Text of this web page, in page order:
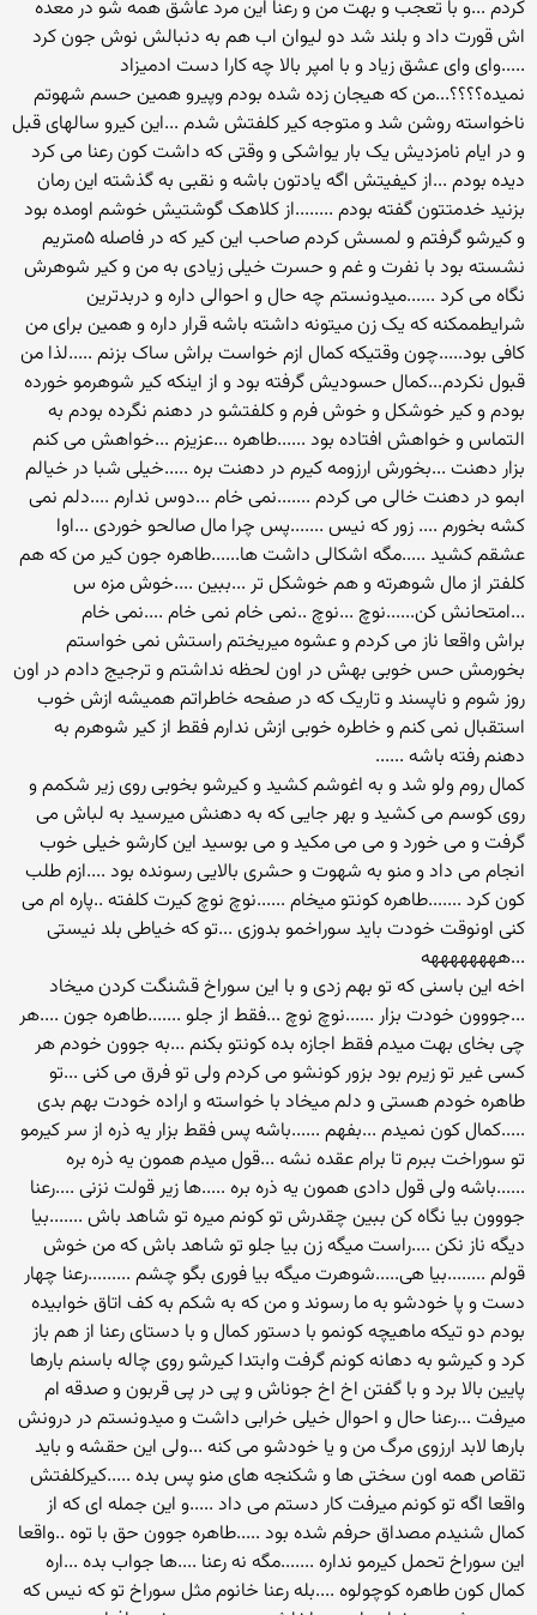
کردم ...و با تعجب و بهت من و رعنا این مرد عاشق همه شو در معده
اش قورت داد و بلند شد دو لیوان اب هم به دنبالش نوش جون کرد
.....وای وای عشق زیاد و با امپر بالا چه کارا دست ادمیزاد
نمیده؟؟؟؟...من که هیجان زده شده بودم وپیرو همین حسم شهوتم
ناخواسته روشن شد و متوجه کیر کلفتش شدم ...این کیرو سالهای قبل
و در ایام نامزدیش یک بار یواشکی و وقتی که داشت کون رعنا می کرد
دیده بودم ...از کیفیتش اگه یادتون باشه و نقبی به گذشته این رمان
بزنید خدمتتون گفته بودم ........از کلاهک گوشتیش خوشم اومده بود
و کیرشو گرفتم و لمسش کردم صاحب این کیر که در فاصله ۵متریم
نشسته بود با نفرت و غم و حسرت خیلی زیادی به من و کیر شوهرش
نگاه می کرد ......میدونستم چه حال و احوالی داره و دربدترین
شرایطممکنه که یک زن میتونه داشته باشه قرار داره و همین برای من
کافی بود.....چون وقتیکه کمال ازم خواست براش ساک بزنم .....لذا من
قبول نکردم...کمال حسودیش گرفته بود و از اینکه کیر شوهرمو خورده
بودم و کیر خوشکل و خوش فرم و کلفتشو در دهنم نگرده بودم به
التماس و خواهش افتاده بود ......طاهره ...عزیزم ...خواهش می کنم
بزار دهنت ...بخورش ارزومه کیرم در دهنت بره .....خیلی شبا در خیالم
ابمو در دهنت خالی می کردم .......نمی خام ...دوس ندارم ....دلم نمی
کشه بخورم .... زور که نیس .......پس چرا مال صالحو خوردی ...اوا
عشقم کشید .....مگه اشکالی داشت ها......طاهره جون کیر من که هم
کلفتر از مال شوهرته و هم خوشکل تر ...ببین ....خوش مزه س
...امتحانش کن......نوچ ...نوچ ..نمی خام نمی خام ....نمی خام
براش واقعا ناز می کردم و عشوه میریختم راستش نمی خواستم
بخورمش حس خوبی بهش در اون لحظه نداشتم و ترجیج دادم در اون
روز شوم و ناپسند و تاریک که در صفحه خاطراتم همیشه ازش خوب
استقبال نمی کنم و خاطره خوبی ازش ندارم فقط از کیر شوهرم به
دهنم رفته باشه ......
کمال روم ولو شد و به اغوشم کشید و کیرشو بخوبی روی زیر شکمم و
روی کوسم می کشید و بهر جایی که به دهنش میرسید به لباش می
گرفت و می خورد و می می مکید و می بوسید این کارشو خیلی خوب
انجام می داد و منو به شهوت و حشری بالایی رسونده بود ....ازم طلب
کون کرد .......طاهره کونتو میخام ......نوچ نوچ کیرت کلفته ..پاره ام می
کنی اونوقت خودت باید سوراخمو بدوزی ...تو که خیاطی بلد نیستی
...ههههههههه
اخه این باسنی که تو بهم زدی و با این سوراخ قشنگت کردن میخاد
...جووون خودت بزار ......نوچ نوچ ...فقط از جلو .......طاهره جون ....هر
چی بخای بهت میدم فقط اجازه بده کونتو بکنم ...به جوون خودم هر
کسی غیر تو زیرم بود بزور کونشو می کردم ولی تو فرق می کنی ...تو
طاهره خودم هستی و دلم میخاد با خواسته و اراده خودت بهم بدی
.....کمال کون نمیدم ...بفهم ......باشه پس فقط بزار یه ذره از سر کیرمو
تو سوراخت ببرم تا برام عقده نشه ...قول میدم همون یه ذره بره
......باشه ولی قول دادی همون یه ذره بره .....ها زیر قولت نزنی ....رعنا
جووون بیا نگاه کن ببین چقدرش تو کونم میره تو شاهد باش .......بیا
دیگه ناز نکن ....راست میگه زن بیا جلو تو شاهد باش که من خوش
قولم ........بیا هی.....شوهرت میگه بیا فوری بگو چشم .........رعنا چهار
دست و پا خودشو به ما رسوند و من که به شکم به کف اتاق خوابیده
بودم دو تیکه ماهیچه کونمو با دستور کمال و با دستای رعنا از هم باز
کرد و کیرشو به دهانه کونم گرفت وابتدا کیرشو روی چاله باسنم بارها
پایین بالا برد و با گفتن اخ اخ جوناش و پی در پی قربون و صدقه ام
میرفت ...رعنا حال و احوال خیلی خرابی داشت و میدونستم در درونش
بارها لابد ارزوی مرگ من و یا خودشو می کنه ...ولی این حقشه و باید
تقاص همه اون سختی ها و شکنجه های منو پس بده .....کیرکلفتش
واقعا اگه تو کونم میرفت کار دستم می داد .....و این جمله ای که از
کمال شنیدم مصداق حرفم شده بود .....طاهره جوون حق با توه ..واقعا
این سوراخ تحمل کیرمو نداره .......مگه نه رعنا ....ها جواب بده ...اره
کمال کون طاهره کوچولوه ....بله رعنا خانوم مثل سوراخ تو که نیس که